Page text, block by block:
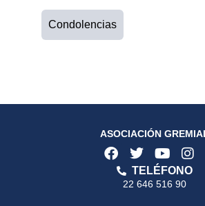
Condolencias
ASOCIACIÓN
TELÉFONO
22 646 516 90